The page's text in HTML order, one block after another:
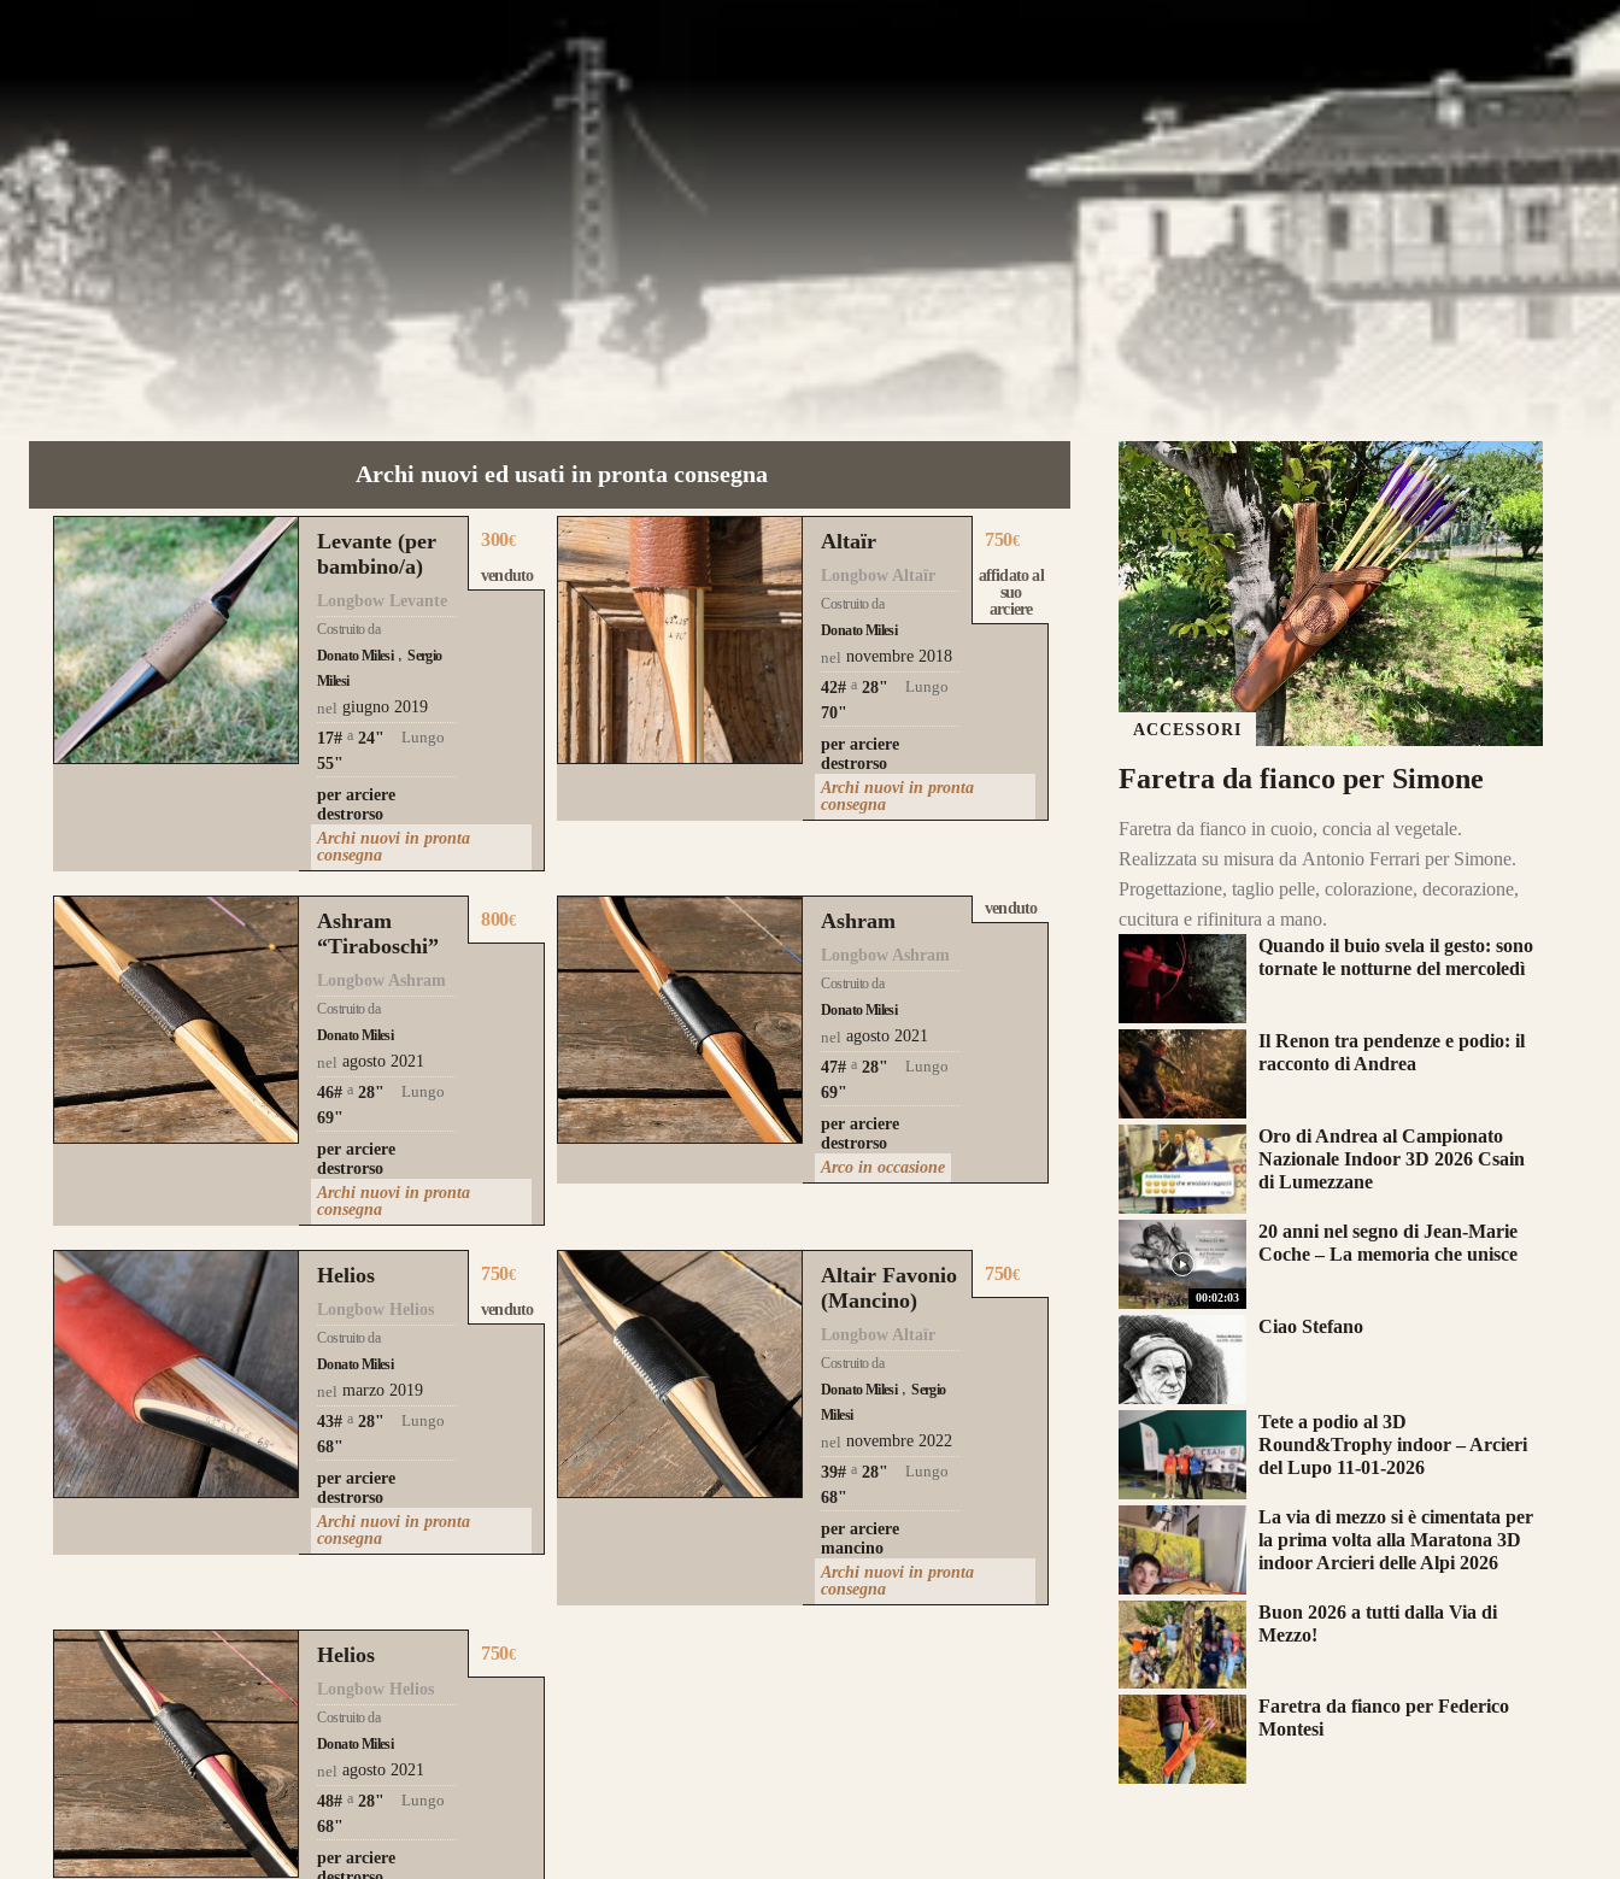
Archi nuovi ed usati in pronta consegna
Levante (per
bambino/a)
Longbow Levante
Costruito da
Donato Milesi
Sergio
Milesi
nel giugno 2019
17# a 24"
Lungo
55"
per arciere
destrorso
300€
venduto
Archi nuovi in pronta
consegna
Altaïr
Longbow Altaïr
Costruito da
Donato Milesi
nel novembre 2018
42# a 28"
Lungo
70"
per arciere
destrorso
750€
affidato al
suo
arciere
Archi nuovi in pronta
consegna
Ashram
“Tiraboschi”
Longbow Ashram
Costruito da
Donato Milesi
nel agosto 2021
46# a 28"
Lungo
69"
per arciere
destrorso
800€
Archi nuovi in pronta
consegna
Ashram
Longbow Ashram
Costruito da
Donato Milesi
nel agosto 2021
47# a 28"
Lungo
69"
per arciere
destrorso
venduto
Arco in occasione
Helios
Longbow Helios
Costruito da
Donato Milesi
nel marzo 2019
43# a 28"
Lungo
68"
per arciere
destrorso
750€
venduto
Archi nuovi in pronta
consegna
Altair Favonio
(Mancino)
Longbow Altaïr
Costruito da
Donato Milesi
Sergio
Milesi
nel novembre 2022
39# a 28"
Lungo
68"
per arciere
mancino
750€
Archi nuovi in pronta
consegna
Helios
Longbow Helios
Costruito da
Donato Milesi
nel agosto 2021
48# a 28"
Lungo
68"
per arciere
750€
ACCESSORI
Faretra da fianco per Simone
Faretra da fianco in cuoio, concia al vegetale.
Realizzata su misura da Antonio Ferrari per Simone.
Progettazione, taglio pelle, colorazione, decorazione,
cucitura e rifinitura a mano.
Quando il buio svela il gesto: sono
tornate le notturne del mercoledì
Il Renon tra pendenze e podio: il
racconto di Andrea
Oro di Andrea al Campionato
Nazionale Indoor 3D 2026 Csain
di Lumezzane
00:02:03
20 anni nel segno di Jean-Marie
Coche – La memoria che unisce
Ciao Stefano
Tete a podio al 3D
Round&Trophy indoor – Arcieri
del Lupo 11-01-2026
La via di mezzo si è cimentata per
la prima volta alla Maratona 3D
indoor Arcieri delle Alpi 2026
Buon 2026 a tutti dalla Via di
Mezzo!
Faretra da fianco per Federico
Montesi